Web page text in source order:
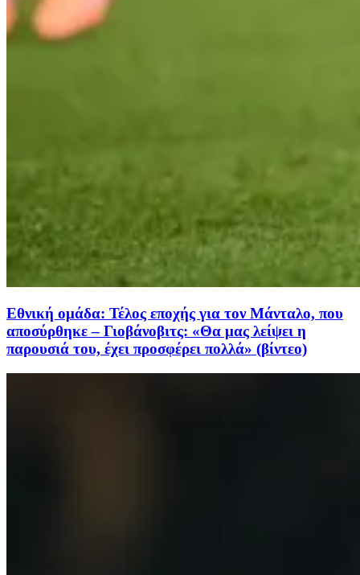
Εθνική ομάδα: Τέλος εποχής για τον Μάνταλο, που
αποσύρθηκε – Γιοβάνοβιτς: «Θα μας λείψει η
παρουσιά του, έχει προσφέρει πολλά» (βίντεο)